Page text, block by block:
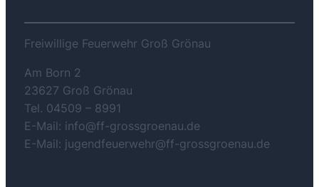
Freiwillige Feuerwehr Groß Grönau
Am Born 2
23627 Groß Grönau
Tel. 04509 – 8991
E-Mail: info@ff-grossgroenau.de
E-Mail: jugendfeuerwehr@ff-grossgroenau.de